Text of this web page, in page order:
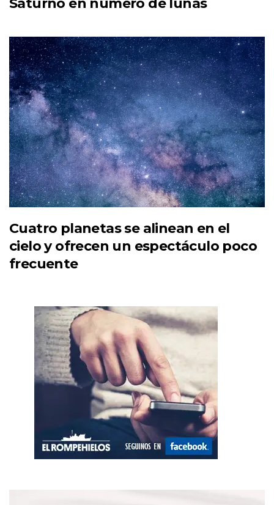
Saturno en número de lunas
Cuatro planetas se alinean en el
cielo y ofrecen un espectáculo poco
frecuente